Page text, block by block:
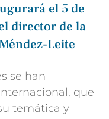
el 5 de
director de la
Leite
se han
que
temática y